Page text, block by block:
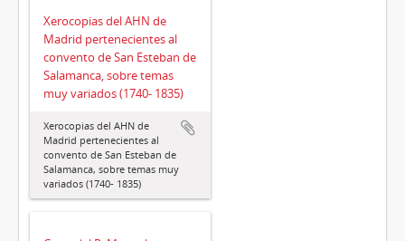
Xerocopias del AHN de
Madrid pertenecientes al
convento de San Esteban de
Salamanca, sobre temas
muy variados (1740- 1835)
Xerocopias del AHN de
Madrid pertenecientes al
convento de San Esteban de
Salamanca, sobre temas muy
variados (1740- 1835)